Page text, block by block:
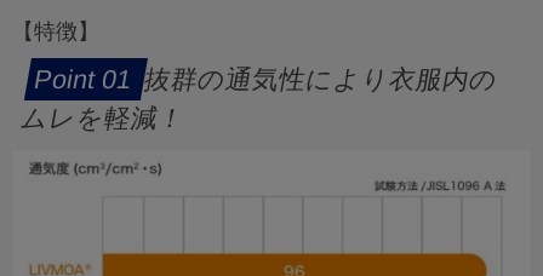
【特徴】
抜群の通気性により衣服内の
ムレを軽減！